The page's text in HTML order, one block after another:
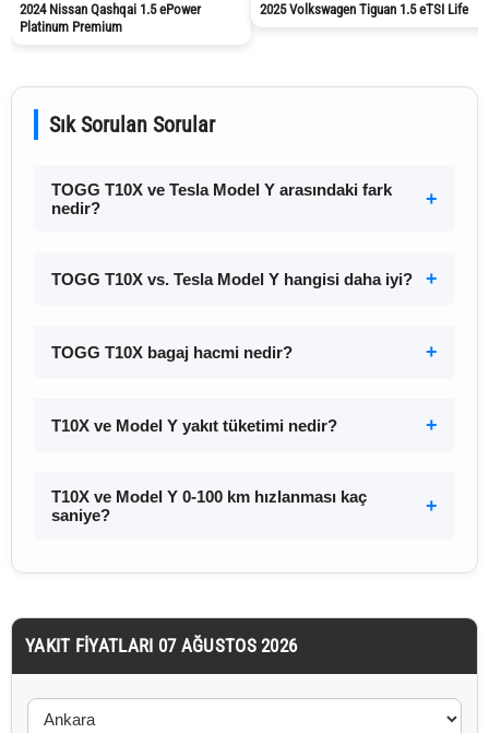
2024 Nissan Qashqai 1.5 ePower
Platinum Premium
2025 Volkswagen Tiguan 1.5 eTSI Life
Sık Sorulan Sorular
TOGG T10X ve Tesla Model Y arasındaki fark
nedir?
TOGG T10X vs. Tesla Model Y hangisi daha iyi?
TOGG T10X bagaj hacmi nedir?
T10X ve Model Y yakıt tüketimi nedir?
T10X ve Model Y 0-100 km hızlanması kaç
saniye?
YAKIT FIYATLARI 07 AĞUSTOS 2026